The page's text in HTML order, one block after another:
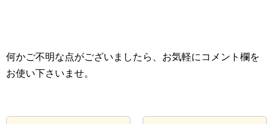
何かご不明な点がございましたら、お気軽にコメント欄を
お使い下さいませ。